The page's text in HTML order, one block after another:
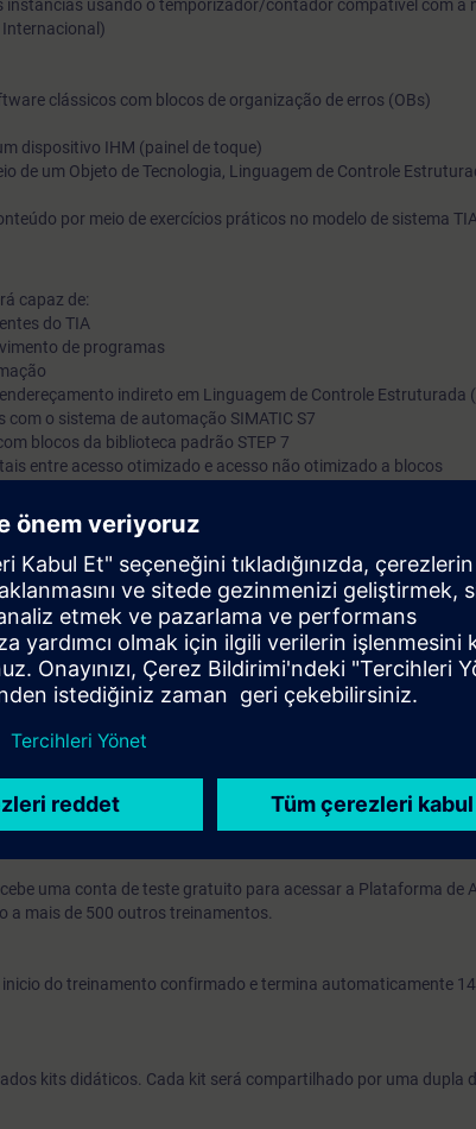
no sistema de controle e monitoramento do
programação de CLP eficiente. Você poderá
teórico com diversos exercícios práticos em um
TIA. Este software consiste em um sistema de
S7-1500, E/S distribuída ET200SP, painel de toque
Sinamics G120 e um modelo de esteira
instâncias usando o temporizador/contador compatível com a
clássicos com blocos de organização de erros (OBs)
dispositivo IHM (painel de toque)
de um Objeto de Tecnologia, Linguagem de Controle
por meio de exercícios práticos no modelo de sistema TIA
capaz de:
do TIA
de programas
indireto em Linguagem de Controle Estruturada
o sistema de automação SIMATIC S7
blocos da biblioteca padrão STEP 7
entre acesso otimizado e acesso não otimizado a blocos
erros de software
e monitoramento do operador (HMI)
incluindo SIMATIC S7, HMI, E/S remotas e um Sinamics G120
TIA Portal com S7-1500 - Programação 1.
que utilizam sistemas baseados em S7-200, S7-300 ou
utilizam principalmente sistemas baseados em S7-1500 e/
do S7-300 e do S7-400, consulte a secção intitulada
uma conta de teste gratuito para acessar a Plataforma de
a mais de 500 outros treinamentos.
do treinamento confirmado e termina automaticamente
kits didáticos. Cada kit será compartilhado por uma dupla